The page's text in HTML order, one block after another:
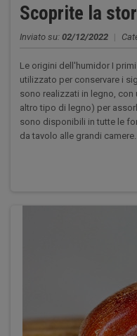
Scoprite la
Inviato su: 02/12/2022 |
Le origini dell'humidor I
utilizzato per conservare i
sono realizzati in legno,
altro tipo di legno) per
sono disponibili in tutte le
da tavolo alle grandi